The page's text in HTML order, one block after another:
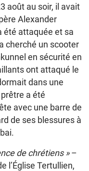
août au soir, il avait
Alexander
été attaquée et sa
cherché un scooter
en sécurité en
ont attaqué le
dans une
a été
avec une barre de
de ses blessures à
de chrétiens »–
l’Église Tertullien,